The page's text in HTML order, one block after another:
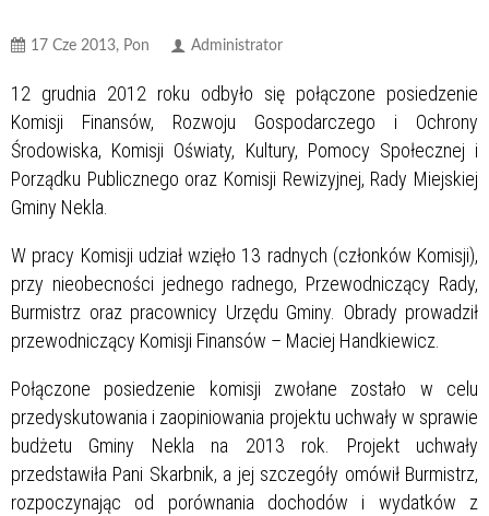
17 Cze 2013, Pon Administrator
12 grudnia 2012 roku odbyło się połączone posiedzenie
Komisji Finansów, Rozwoju Gospodarczego i Ochrony
Środowiska, Komisji Oświaty, Kultury, Pomocy Społecznej i
Porządku Publicznego oraz Komisji Rewizyjnej, Rady Miejskiej
Gminy Nekla.
W pracy Komisji udział wzięło 13 radnych (członków Komisji),
przy nieobecności jednego radnego, Przewodniczący Rady,
Burmistrz oraz pracownicy Urzędu Gminy. Obrady prowadził
przewodniczący Komisji Finansów – Maciej Handkiewicz.
Połączone posiedzenie komisji zwołane zostało w celu
przedyskutowania i zaopiniowania projektu uchwały w sprawie
budżetu Gminy Nekla na 2013 rok. Projekt uchwały
przedstawiła Pani Skarbnik, a jej szczegóły omówił Burmistrz,
rozpoczynając od porównania dochodów i wydatków z